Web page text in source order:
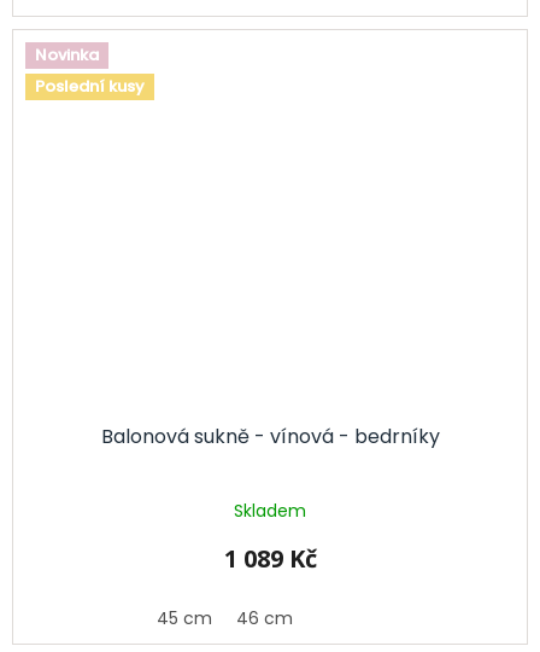
Novinka
Poslední kusy
Balonová sukně - vínová - bedrníky
Skladem
1 089 Kč
45 cm 46 cm